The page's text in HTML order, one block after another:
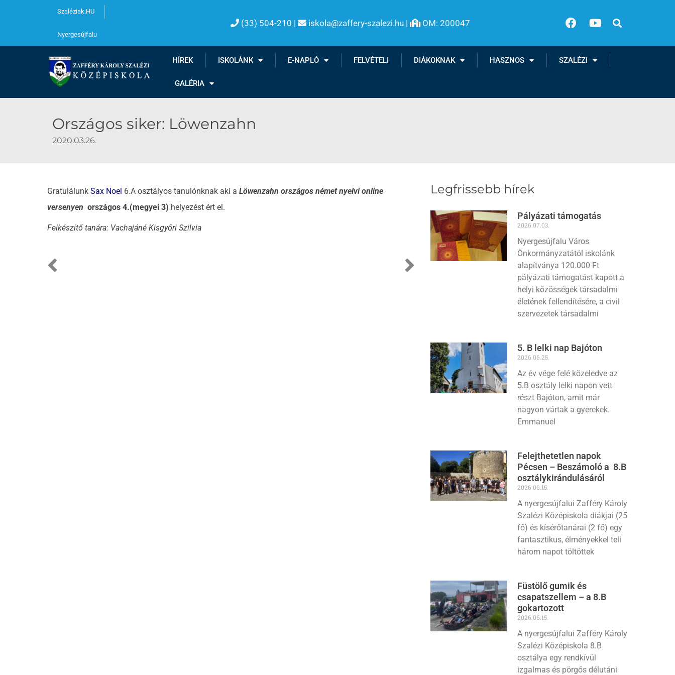
Szaléziak.HU
Nyergesújfalu
(33) 504-210 | iskola@zaffery-szalezi.hu | OM: 200047
HÍREK ISKOLÁNK E-NAPLÓ FELVÉTELI DIÁKOKNAK HASZNOS SZALÉZI
GALÉRIA
Országos siker: Löwenzahn
2020.03.26.
GratulálunkSax Noel 6.A osztályos tanulónknak aki a Löwenzahn országos német nyelvi online
versenyen országos 4.(megyei 3) helyezést ért el.
Felkészítő tanára: Vachajáné Kisgyőri Szilvia
Legfrissebb hírek
Pályázati támogatás
2026.07.03.
Nyergesújfalu Város
Önkormányzatától iskolánk
alapítványa 120.000 Ft
pályázati támogatást kapott a
helyi közösségek társadalmi
életének fellendítésére, a civil
szervezetek társadalmi
5. B lelki nap Bajóton
2026.06.25.
Az év vége felé közeledve az
5.B osztály lelki napon vett
részt Bajóton, amit már
nagyon vártak a gyerekek.
Emmanuel
Felejthetetlen napok
Pécsen – Beszámoló a 8.B
osztálykirándulásáról
2026.06.15.
A nyergesújfalui Zafféry Károly
Szalézi Középiskola diákjai (25
fő) és kísérőtanárai (2 fő) egy
fantasztikus, élményekkel teli
három napot töltöttek
Füstölő gumik és
csapatszellem – a 8.B
gokartozott
2026.06.15.
A nyergesújfalui Zafféry Károly
Szalézi Középiskola 8.B
osztálya egy rendkívül
izgalmas és pörgős délutáni